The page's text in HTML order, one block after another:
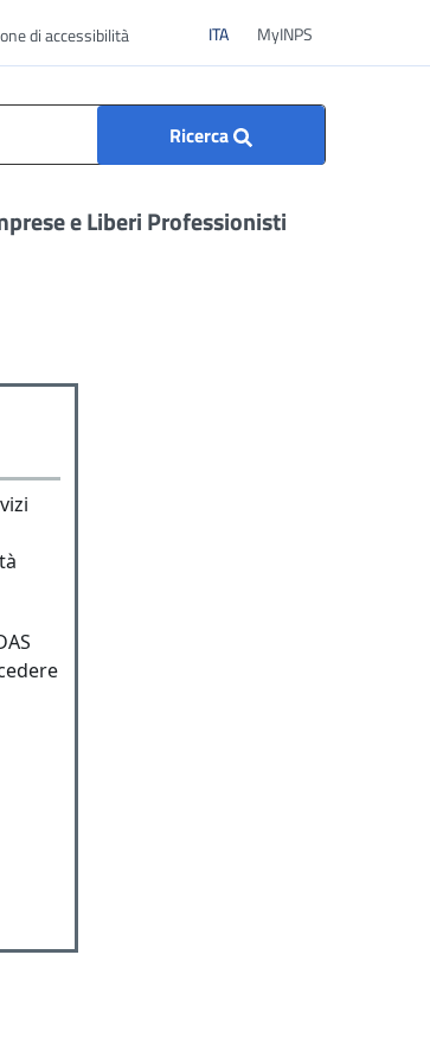
di accessibilità ITAITA MyINPS
Ricerca
e Liberi Professionisti